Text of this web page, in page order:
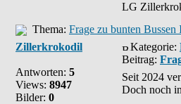
LG
Thema: Frage zu bunten Bussen
Zillerkrokodil
Antworten: 5
Views: 8947
Bilder: 0
Kategorie:
Beitrag:
Seit 2024
Doch noch